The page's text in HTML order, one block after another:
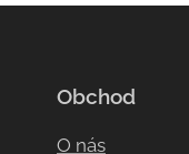
Obchod
O nás